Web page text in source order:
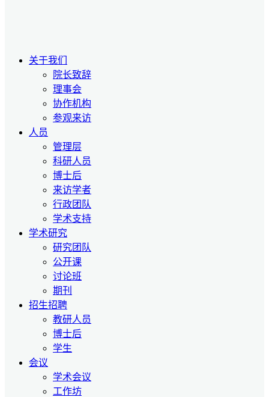
关于我们
院长致辞
理事会
协作机构
参观来访
人员
管理层
科研人员
博士后
来访学者
行政团队
学术支持
学术研究
研究团队
公开课
讨论班
期刊
招生招聘
教研人员
博士后
学生
会议
学术会议
工作坊